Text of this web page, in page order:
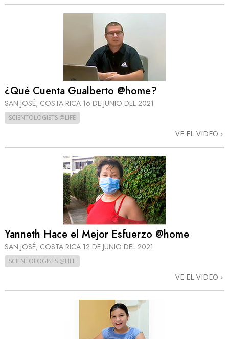
¿Qué Cuenta Gualberto @home?
SAN JOSÉ, COSTA RICA 16 DE JUNIO DEL 2021
SCIENTOLOGISTS @LIFE
VE EL VIDEO
Yanneth Hace el Mejor Esfuerzo @home
SAN JOSÉ, COSTA RICA 12 DE JUNIO DEL 2021
SCIENTOLOGISTS @LIFE
VE EL VIDEO